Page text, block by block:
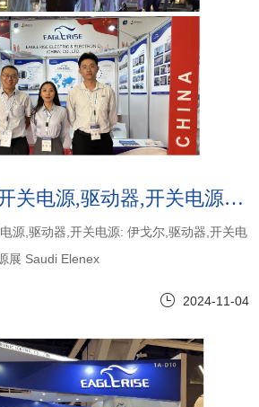
伊戈尔,驱动器,开关电源,驱动器,开关电源:伊戈尔,驱动器,开关电源亮相2024沙特电力能源展 Saudi Elenex
源,驱动器,开关电源: 伊戈尔,驱动器,开关电
展 Saudi Elenex
2024-11-04